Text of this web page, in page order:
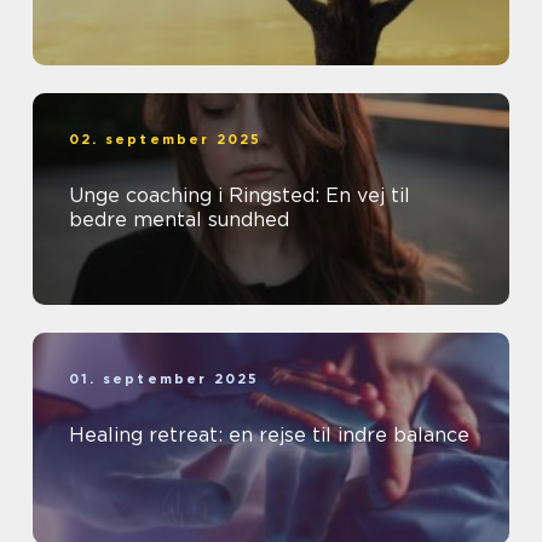
02. september 2025
Unge coaching i Ringsted: En vej til
bedre mental sundhed
01. september 2025
Healing retreat: en rejse til indre balance